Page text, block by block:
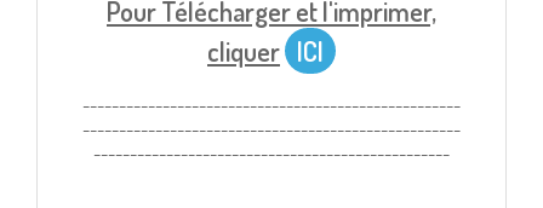
Pour Télécharger et l'imprimer,
cliquer ICI
----------------------------------------------------
----------------------------------------------------
-------------------------------------------------